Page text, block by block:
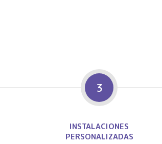
3
INSTALACIONES
PERSONALIZADAS